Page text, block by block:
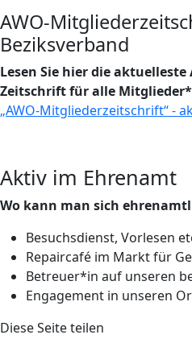
AWO-
Beziksverband
Lesen Sie hier die aktuelleste
Zeitschrift für alle
„AWO-Mitgliederzeitschrift“ -
Aktiv im Ehrenamt
Wo kann man sich
Besuchsdienst, Vorlesen
Repaircafé im Markt für
Betreuer*in auf unseren
Engagement in unseren
Diese Seite teilen